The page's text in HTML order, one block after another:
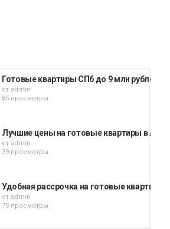
Готовые квартиры СПб до 9 млн рублей
от admin
85 просмотры
Лучшие цены на готовые квартиры в
от admin
39 просмотры
Удобная рассрочка на готовые квартиры
от admin
75 просмотры